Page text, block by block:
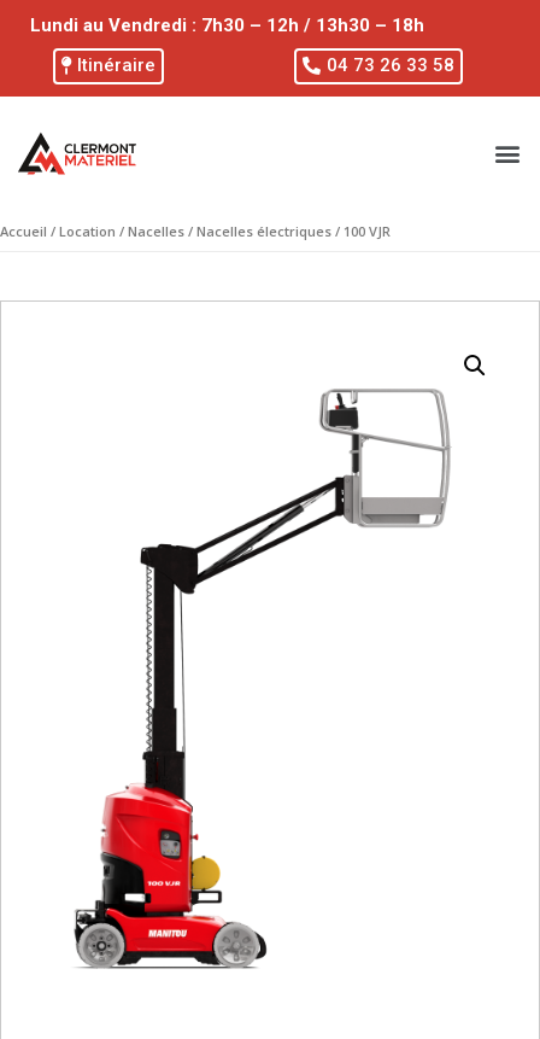
Lundi au Vendredi : 7h30 – 12h / 13h30 – 18h
Itinéraire
04 73 26 33 58
Accueil / Location / Nacelles / Nacelles électriques / 100 VJR